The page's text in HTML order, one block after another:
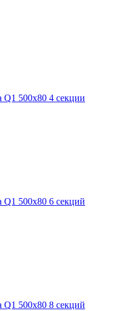
500х80 4 секции
500х80 6 секций
500х80 8 секций